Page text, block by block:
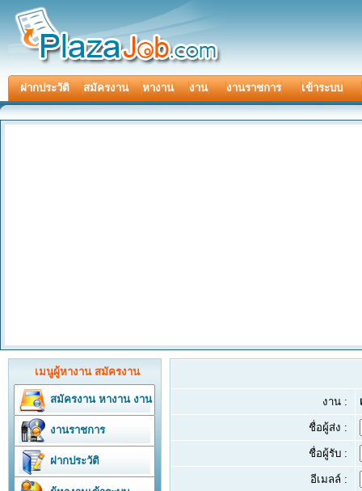
ฝากประวัติ สมัครงาน หางาน งาน งานราชการ เข้าระบบ
งาน :
ชื่อผู้ส่ง :
ชื่อผู้รับ :
อีเมลล์ :
เมนูผู้หางาน สมัครงาน
สมัครงาน หางาน งาน
งานราชการ
ฝากประวัติ